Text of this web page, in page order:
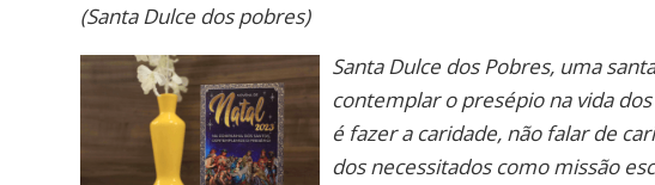
(Santa Dulce dos pobres)
Santa Dulce dos Pobres, uma
contemplar o presépio na vida
é fazer a caridade, não falar de
dos necessitados como missão